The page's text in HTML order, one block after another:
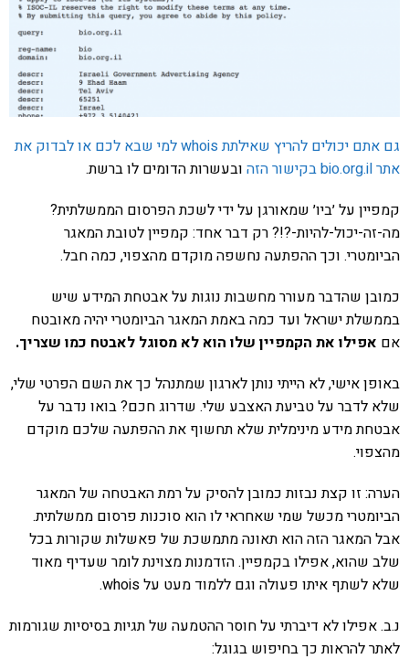
גם אתם יכולים להריץ שאילתת whois למי שבא לכם או לבדוק את
אתר bio.org.il בקישור הזה
ובעשרות הדומים לו ברשת.
קמפיין על ׳ביו׳ שמאורגן על ידי לשכת הפרסום הממשלתית?
מה-זה-יכול-להיות-?!? רק דבר אחד: קמפיין לטובת המאגר
הביומטרי. וכך ההפתעה נחשפה מוקדם מהצפוי, כמה חבל.
כמובן שהדבר מעורר מחשבות נוגות על אבטחת המידע שיש
בממשלת ישראל ועד כמה באמת המאגר הביומטרי יהיה מאובטח
אם אפילו את הקמפיין שלו הוא לא מסוגל לאבטח כמו שצריך.
באופן אישי, לא הייתי נותן לארגון שמתנהל כך את השם הפרטי שלי,
שלא לדבר על טביעת האצבע שלי. שדרוג חכם? בואו נדבר על
אבטחת מידע מינימלית שלא תחשוף את ההפתעה שלכם מוקדם
מהצפוי.
הערה: זו קצת נבזות כמובן להסיק על רמת האבטחה של המאגר
הביומטרי מכשל שמי שאחראי לו הוא סוכנות פרסום ממשלתית.
אבל המאגר הזה הוא תאונה מתמשכת של פאשלות שקורות בכל
שלב שהוא, אפילו בקמפיין. הזדמנות מצוינת לומר שעדיף מאוד
שלא לשתף איתו פעולה וגם ללמוד מעט על whois.
נ.ב. אפילו לא דיברתי על חוסר ההטמעה של תגיות בסיסיות שגורמות
לאתר להראות כך בחיפוש בגוגל: